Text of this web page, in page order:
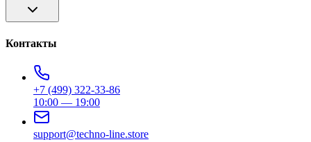
Контакты
+7 (499) 322-33-86
10:00 — 19:00
support@techno-line.store